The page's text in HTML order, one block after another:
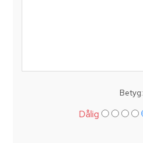
Betyg:
Dålig